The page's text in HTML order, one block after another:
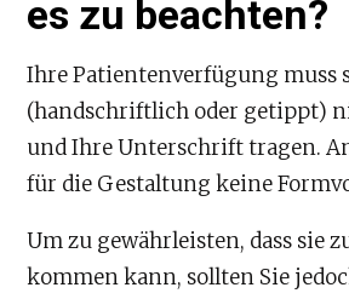
es zu beachten?
Ihre Patientenverfügung muss
(handschriftlich oder getippt)
und Ihre Unterschrift tragen.
für die Gestaltung keine
Um zu gewährleisten, dass sie
kommen kann, sollten Sie